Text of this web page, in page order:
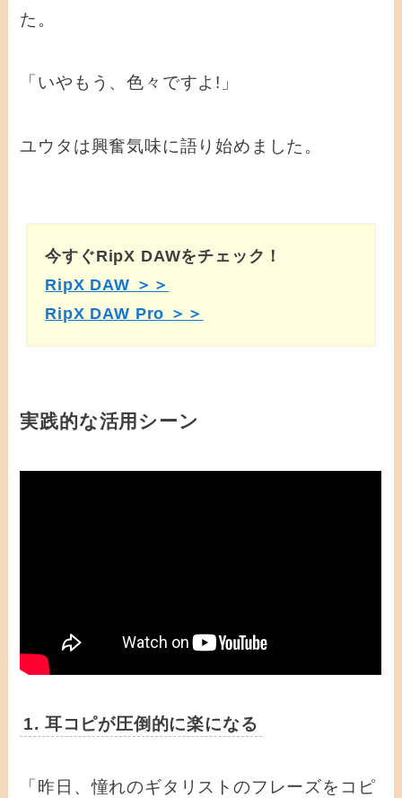
た。
「いやもう、色々ですよ!」
ユウタは興奮気味に語り始めました。
今すぐRipX DAWをチェック！
RipX DAW ＞＞
RipX DAW Pro ＞＞
実践的な活用シーン
1. 耳コピが圧倒的に楽になる
「昨日、憧れのギタリストのフレーズをコピ